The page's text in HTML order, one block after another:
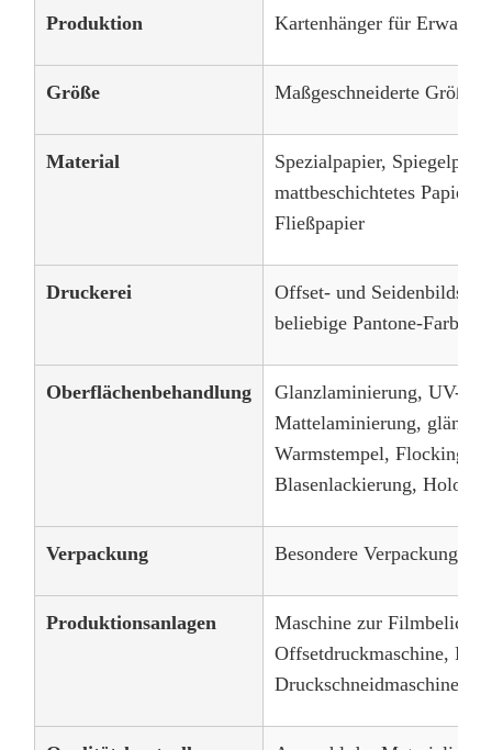
Produktion Kartenhänger für
Größe Maßgeschneiderte Größen
Material
Spezialpapier,
mattbeschichtetes Papier,
Fließpapier
Druckerei
Offset- und
beliebige Pantone-Farben
Oberflächenbehandlung
Glanzlaminierung, UV-
Mattelaminierung,
Warmstempel, Flocking,
Blasenlackierung,
Verpackung Besondere Verpackung
Produktionsanlagen
Maschine zur
Offsetdruckmaschine, PP-
Druckschneidmaschine,